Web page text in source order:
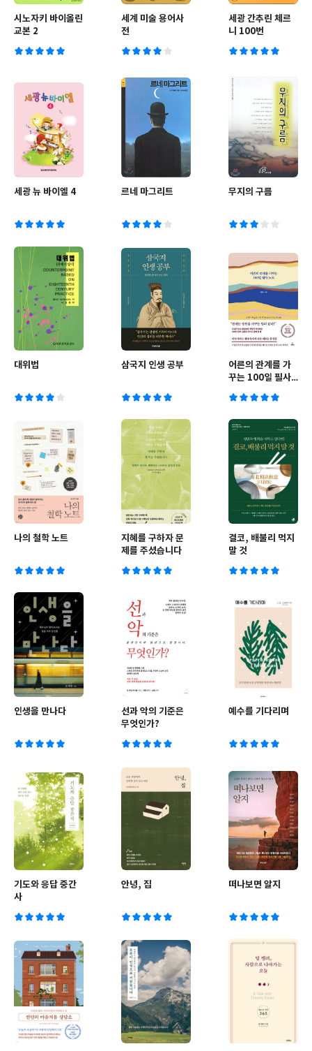
시노자키 바이올린
교본 2
세계 미술 용어사
전
세광 간추린 체르
니 100번
세광 뉴 바이엘 4 르네 마그리트 무지의 구름
대위법 삼국지 인생 공부
어른의 관계를 가
꾸는 100일 필사
나의 철학 노트
지혜를 구하자 문
제를 주셨습니다
결코, 배불리 먹지
말 것
인생을 만나다
선과 악의 기준은
무엇인가?
예수를 기다리며
기도와 응답 중간
사
안녕, 집 떠나보면 알지